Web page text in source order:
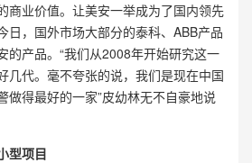
商业价值。让美安一举成为了国内领先
日，国外市场大部分的泰科、ABB产品
的产品。“我们从2008年开始研究这一
几代。毫不夸张的说，我们是现在中国
做得最好的一家”皮幼林无不自豪地说
型项目